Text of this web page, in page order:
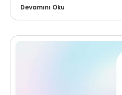
Devamını Oku